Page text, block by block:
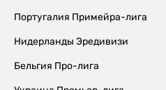
Португалия Примейра-лига
Нидерланды Эредивизи
Бельгия Про-лига